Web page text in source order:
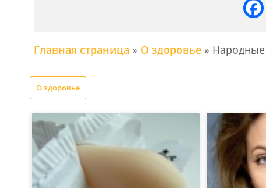
Главная страница » О здоровье» Народные
О здоровье